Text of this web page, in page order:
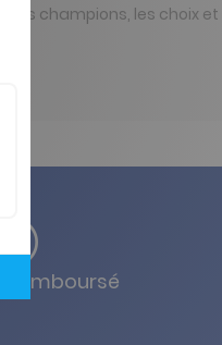
champions, les choix
remboursé